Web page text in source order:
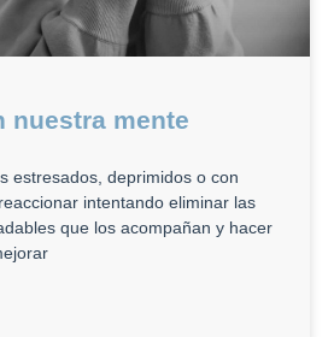
nuestra mente
estresados, deprimidos o con
intentando eliminar las
que los acompañan y hacer